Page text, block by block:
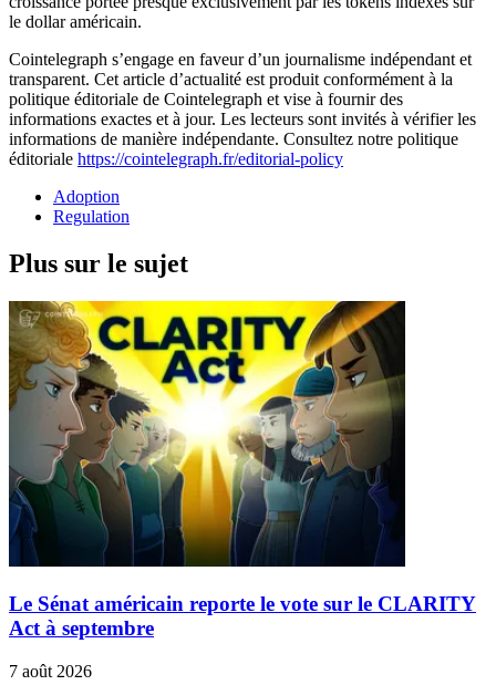
le dollar américain.
Cointelegraph s’engage en faveur d’un journalisme indépendant et
transparent. Cet article d’actualité est produit conformément à la
politique éditoriale de Cointelegraph et vise à fournir des
informations exactes et à jour. Les lecteurs sont invités à vérifier les
informations de manière indépendante. Consultez notre politique
éditoriale https://cointelegraph.fr/editorial-policy
Adoption
Regulation
Plus sur le sujet
Le Sénat américain reporte le vote sur le CLARITY
Act à septembre
7 août 2026